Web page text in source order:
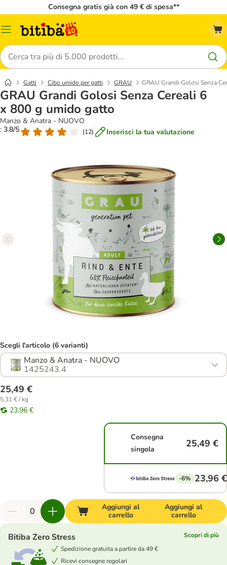
Consegna gratis già con 49 € di spesa**
Overview
Cerca
Gatti Cibo umido per gatti GRAU GRAU Grandi Golosi Senza
GRAU Grandi Golosi Senza Cereali 6
x 800 g umido gatto
Manzo & Anatra - NUOVO
: 3.8/5
(12) Inserisci la tua valutazione
Scegli l'articolo (6 varianti)
Manzo & Anatra - NUOVO
1425243.4
25,49 €
5,31 € / kg
23,96 €
Consegna
singola
25,49 €
-6% 23,96 €
Aggiungi al
carrello
Aggiungi al
carrello
Bitiba Zero Stress
Scopri di più
Spedizione gratuita a partire da 49 €
Ricevi consegne regolari